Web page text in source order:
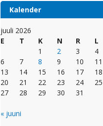
Kalender
juuli 2026
E
T K N R L
1
2 3 4
6
7 8 9 10 11
13
14 15 16 17 18
20
21 22 23 24 25
27
28 29 30 31
« juuni